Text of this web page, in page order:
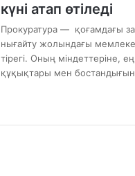
күні атап өтіледі
Прокуратура — қоғамдағы
нығайту жолындағы
тірегі. Оның міндеттеріне,
құқықтары мен